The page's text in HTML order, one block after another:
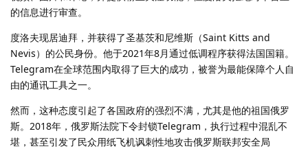
的信息进行审查。
度洛夫现居迪拜，并获得了圣基茨和尼维斯（Saint Kitts and
Nevis）的公民身份。他于2021年8月通过低调程序获得法国国籍。
Telegram在全球范围内取得了巨大的成功，被誉为最能保障个人自
由的通讯工具之一。
然而，这种态度引起了各国政府的强烈不满，尤其是他的祖国俄罗
斯。2018年，俄罗斯法院下令封锁Telegram，执行过程中混乱不
堪，甚至引发了民众用纸飞机讽刺性地攻击俄罗斯联邦安全局